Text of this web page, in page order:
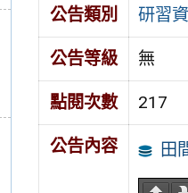
公告類別 研習
公告等級 無
點閱次數 217
公告內容 田